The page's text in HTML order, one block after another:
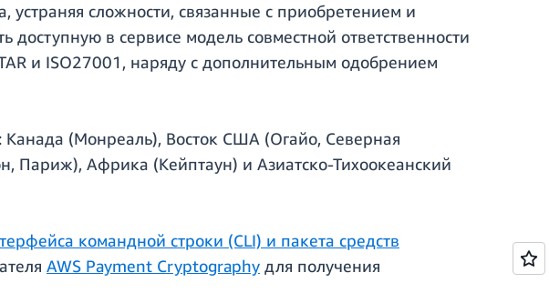
устраняя сложности, связанные с приобретением и
в сервисе модель совместной ответственности
и ISO27001, наряду с дополнительным одобрением
Канада (Монреаль), Восток США (Огайо, Северная
Африка (Кейптаун) и Азиатско-Тихоокеанский
командной строки (CLI) и пакета средств
AWS Payment Cryptography для получения